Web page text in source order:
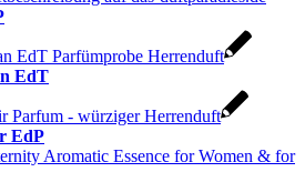
EdT
EdP